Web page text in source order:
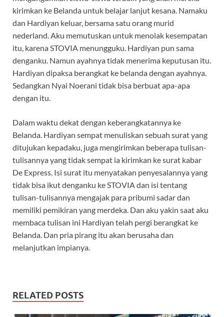
kirimkan ke Belanda untuk belajar lanjut kesana. Namaku
dan Hardiyan keluar, bersama satu orang murid
nederland. Aku memutuskan untuk menolak kesempatan
itu, karena STOVIA menungguku. Hardiyan pun sama
denganku. Namun ayahnya tidak menerima keputusan itu.
Hardiyan dipaksa berangkat ke belanda dengan ayahnya.
Sedangkan Nyai Noerani tidak bisa berbuat apa-apa
dengan itu.
Dalam waktu dekat dengan keberangkatannya ke
Belanda. Hardiyan sempat menuliskan sebuah surat yang
ditujukan kepadaku, juga mengirimkan beberapa tulisan-
tulisannya yang tidak sempat ia kirimkan ke surat kabar
De Express. Isi surat itu menyatakan penyesalannya yang
tidak bisa ikut denganku ke STOVIA dan isi tentang
tulisan-tulisannya mengajak para pribumi sadar dan
memiliki pemikiran yang merdeka. Dan aku yakin saat aku
membaca tulisan ini Hardiyan telah pergi berangkat ke
Belanda. Dan pria pirang itu akan berusaha dan
melanjutkan impianya.
RELATED POSTS